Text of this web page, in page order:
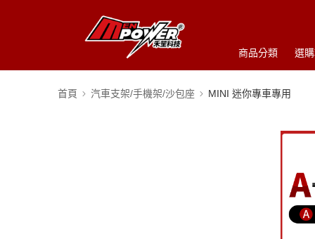
商品分類 選
首頁 汽車支架/手機架/沙包座 MINI 迷你專車專用